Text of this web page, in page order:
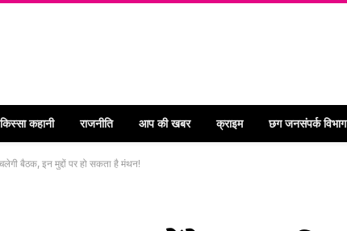
कहानी राजनीति आप की खबर क्राइम छग जनसंपर्क विभाग
बैठक, इन मुद्दों पर हो सकता है मंथन!